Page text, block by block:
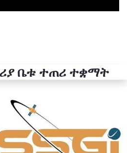
ቤቱ ተጠሪ ተቋማት